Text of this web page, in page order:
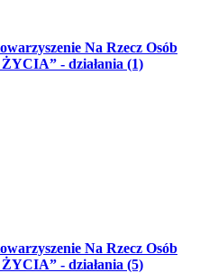
Na Rzecz Osób
- działania (1)
Na Rzecz Osób
- działania (5)